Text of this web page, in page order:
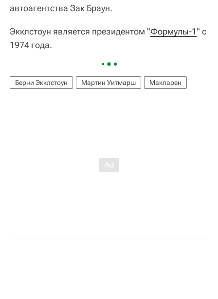
автоагентства Зак Браун.
Экклстоун является президентом "Формулы-1" с
1974 года.
Берни Экклстоун Мартин Уитмарш Макларен